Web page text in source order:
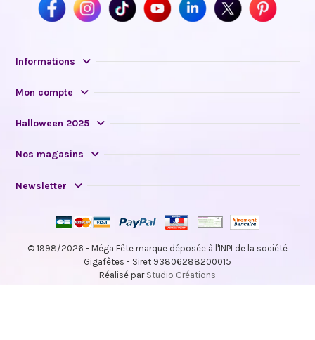
Informations
Mon compte
Halloween 2025
Nos magasins
Newsletter
© 1998/2026 - Méga Fête marque déposée à l'INPI de la société
Gigafêtes - Siret 93806288200015
Réalisé par Studio Créations